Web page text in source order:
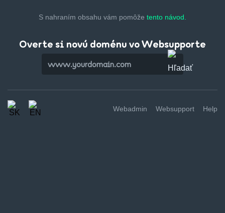
S nahraním obsahu vám pomôže tento návod.
Overte si novú doménu vo Websupporte
Webadmin Websupport Help